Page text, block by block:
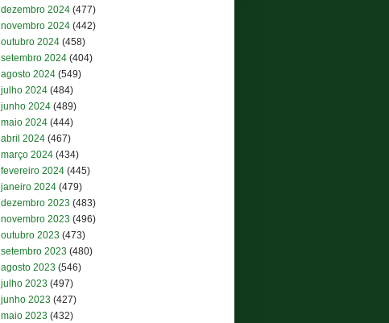
dezembro 2024 (477)
novembro 2024 (442)
outubro 2024 (458)
setembro 2024 (404)
agosto 2024 (549)
julho 2024 (484)
junho 2024 (489)
maio 2024 (444)
abril 2024 (467)
março 2024 (434)
fevereiro 2024 (445)
janeiro 2024 (479)
dezembro 2023 (483)
novembro 2023 (496)
outubro 2023 (473)
setembro 2023 (480)
agosto 2023 (546)
julho 2023 (497)
junho 2023 (427)
maio 2023 (432)